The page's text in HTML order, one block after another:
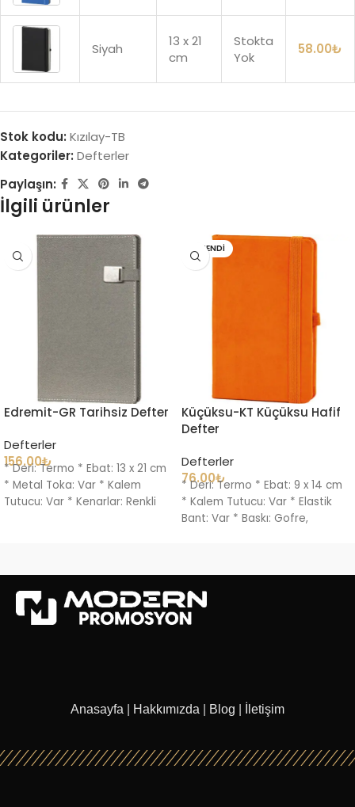
Siyah
13 x 21
cm
Stokta
Yok
58.00₺
Stok kodu: Kızılay-TB
Kategoriler: Defterler
Paylaşın:
İlgili ürünler
Edremit-GR Tarihsiz Defter
Defterler
156.00₺
* Deri: Termo * Ebat: 13 x 21 cm
* Metal Toka: Var * Kalem
Tutucu: Var * Kenarlar: Renkli
TÜKENDI
Küçüksu-KT Küçüksu Hafif
Defter
Defterler
76.00₺
* Deri: Termo * Ebat: 9 x 14 cm
* Kalem Tutucu: Var * Elastik
Bant: Var * Baskı: Gofre,
Anasayfa Hakkımızda Blog İletişim